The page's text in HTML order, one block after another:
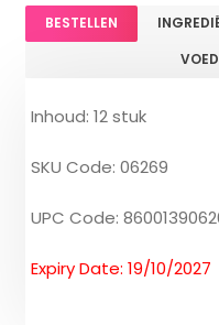
BESTELLEN
Inhoud: 12 stuk
SKU Code: 06269
UPC Code:
Expiry Date: 19/10/2027